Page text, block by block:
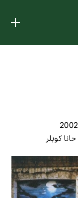
2002
حانا كوبلر